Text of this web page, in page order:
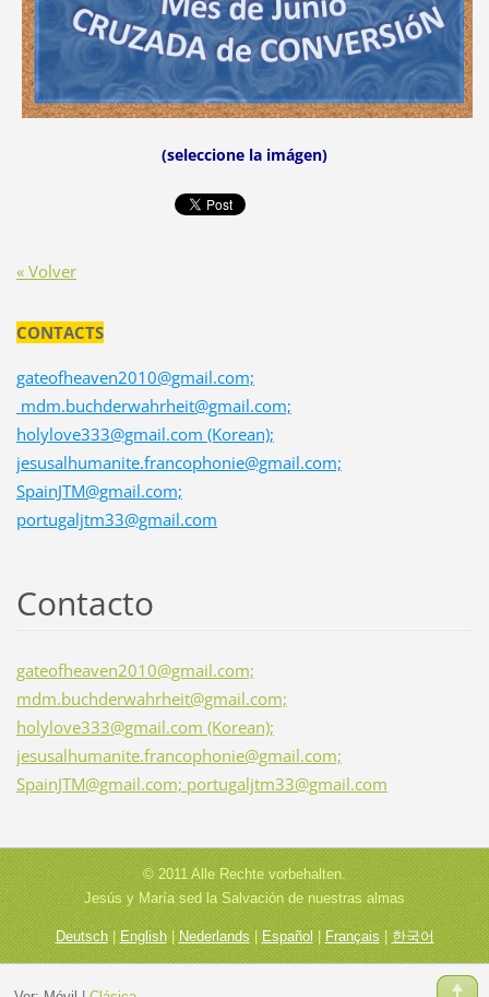
(seleccione la imágen)
« Volver
CONTACTS
gateofheaven2010@gmail.com;
mdm.buchderwahrheit@gmail.com;
holylove333@gmail.com (Korean);
jesusalhumanite.francophonie@gmail.com;
SpainJTM@gmail.com;
portugaljtm33@gmail.com
Contacto
gateofheaven2010@gmail.com;
mdm.buchderwahrheit@gmail.com;
holylove333@gmail.com (Korean);
jesusalhumanite.francophonie@gmail.com;
SpainJTM@gmail.com; portugaljtm33@gmail.com
© 2011 Alle Rechte vorbehalten.
Jesús y María sed la Salvación de nuestras almas
Deutsch|English| Nederlands| Español |Français|한국어